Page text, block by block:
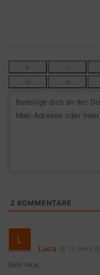
2 KOMMENTARE
Luca 27. März
Sehr nice.